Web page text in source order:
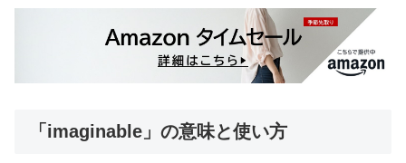
「imaginable」の意味と使い方